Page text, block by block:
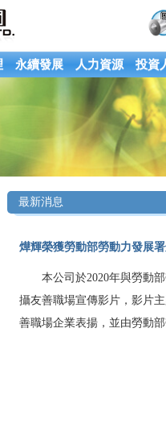
永續發展 人力資源 投資
最新消息
燁輝榮獲勞動部勞動力發展
本公司於2020年與勞動
攝友善職場宣傳影片，影片
善職場企業表揚，並由勞動